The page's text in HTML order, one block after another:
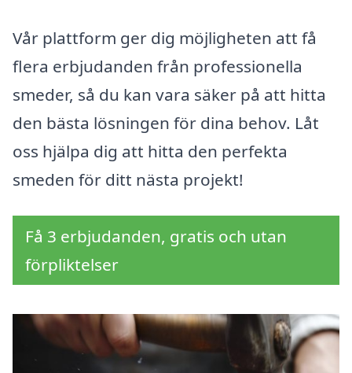
Vår plattform ger dig möjligheten att få
flera erbjudanden från professionella
smeder, så du kan vara säker på att hitta
den bästa lösningen för dina behov. Låt
oss hjälpa dig att hitta den perfekta
smeden för ditt nästa projekt!
Få 3 erbjudanden, gratis och utan
förpliktelser